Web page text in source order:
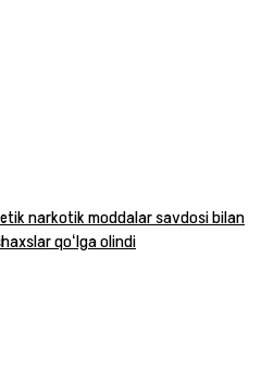
narkotik moddalar savdosi bilan
qoʻlga olindi